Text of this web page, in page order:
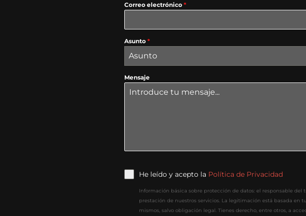
Correo electrónico *
Asunto *
Asunto
Mensaje
He leído y acepto la Política de Privacidad
Información básica sobre protección de datos: el responsable del
prestación de nuestros servicios. La legitimación está basada en
mismos, salvo obligación legal. Tienes derecho, entre otros, a